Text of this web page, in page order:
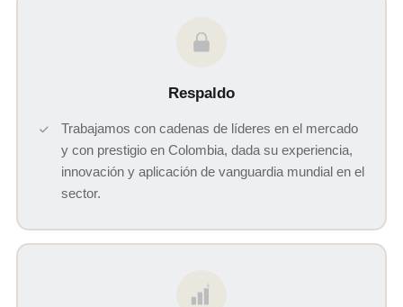
Respaldo
Trabajamos con cadenas de líderes en el mercado
y con prestigio en Colombia, dada su experiencia,
innovación y aplicación de vanguardia mundial en el
sector.
$